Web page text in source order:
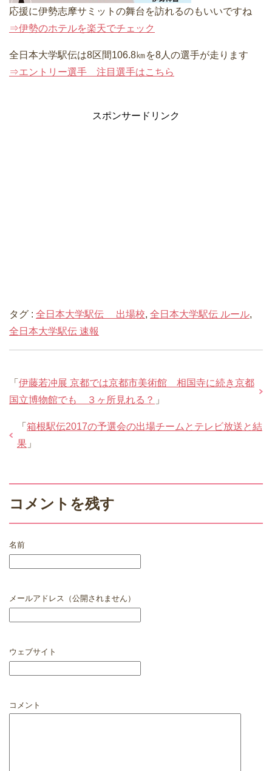
応援に伊勢志摩サミットの舞台を訪れるのもいいですね
⇒伊勢のホテルを楽天でチェック
全日本大学駅伝は8区間106.8㎞を8人の選手が走ります
⇒エントリー選手 注目選手はこちら
スポンサードリンク
タグ : 全日本大学駅伝 出場校, 全日本大学駅伝 ルール,
全日本大学駅伝 速報
「 伊藤若冲展 京都では京都市美術館 相国寺に続き京都
国立博物館でも ３ヶ所見れる？ 」
「 箱根駅伝2017の予選会の出場チームとテレビ放送と結
果 」
コメントを残す
名前
メールアドレス（公開されません）
ウェブサイト
コメント